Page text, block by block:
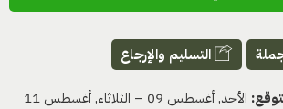
التسليم والإرجاع
الأحد, أغسطس 09 – الثلاثاء, أغسطس 11